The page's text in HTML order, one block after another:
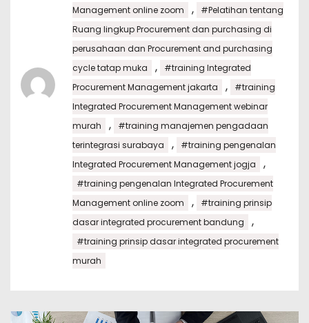
Management online zoom
,
#Pelatihan tentang
Ruang lingkup Procurement dan purchasing di
perusahaan dan Procurement and purchasing
cycle tatap muka
,
#training Integrated
Procurement Management jakarta
,
#training
Integrated Procurement Management webinar
murah
,
#training manajemen pengadaan
terintegrasi surabaya
,
#training pengenalan
Integrated Procurement Management jogja
,
#training pengenalan Integrated Procurement
Management online zoom
,
#training prinsip
dasar integrated procurement bandung
,
#training prinsip dasar integrated procurement
murah